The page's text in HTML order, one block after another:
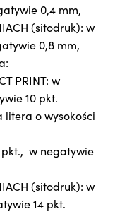
0,4 mm,
(sitodruk): w
0,8 mm,
PRINT: w
10 pkt.
litera o wysokości
w negatywie
(sitodruk): w
14 pkt.